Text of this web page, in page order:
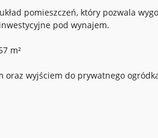
pomieszczeń, który pozwala
pod wynajem.
m²
oraz wyjściem do prywatnego